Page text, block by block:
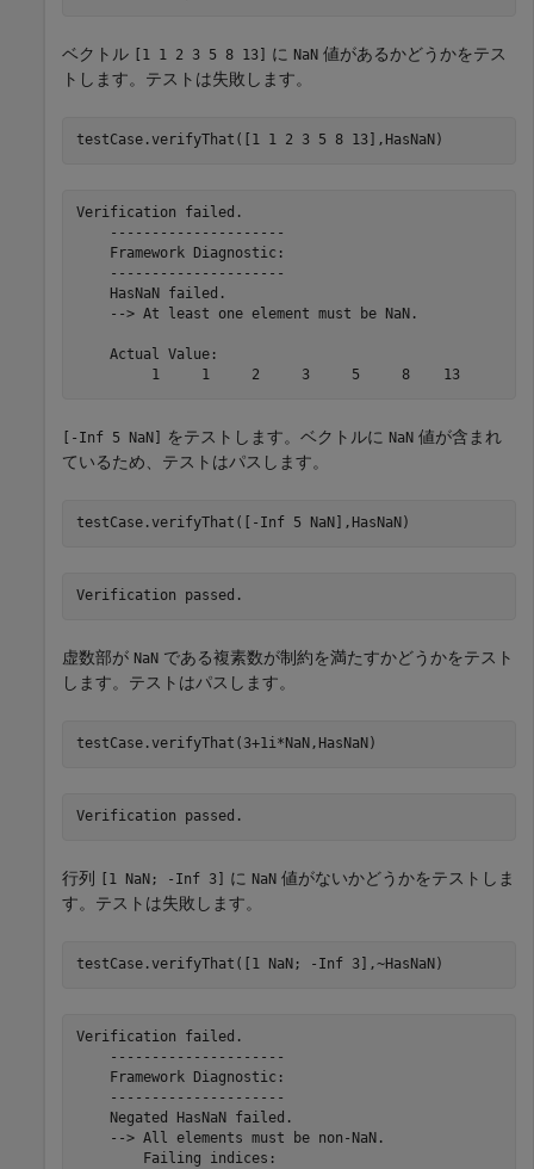
ベクトル [1 1 2 3 5 8 13] に NaN 値があるかどうかをテス
トします。テストは失敗します。
testCase.verifyThat([1 1 2 3 5 8 13],HasNaN)
Verification failed.
    ---------------------
    Framework Diagnostic:
    ---------------------
    HasNaN failed.
    --> At least one element must be NaN.
    Actual Value:
         1     1     2     3     5     8    13
[-Inf 5 NaN] をテストします。ベクトルに NaN 値が含まれ
ているため、テストはパスします。
testCase.verifyThat([-Inf 5 NaN],HasNaN)
Verification passed.
虚数部が NaN である複素数が制約を満たすかどうかをテスト
します。テストはパスします。
testCase.verifyThat(3+1i*NaN,HasNaN)
Verification passed.
行列 [1 NaN; -Inf 3] に NaN 値がないかどうかをテストしま
す。テストは失敗します。
testCase.verifyThat([1 NaN; -Inf 3],~HasNaN)
Verification failed.
    ---------------------
    Framework Diagnostic:
    ---------------------
    Negated HasNaN failed.
    --> All elements must be non-NaN.
        Failing indices: